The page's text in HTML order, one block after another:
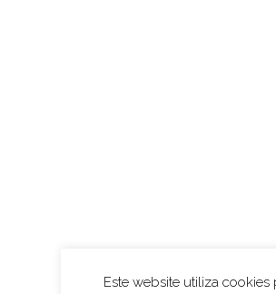
Este website utiliza cookies